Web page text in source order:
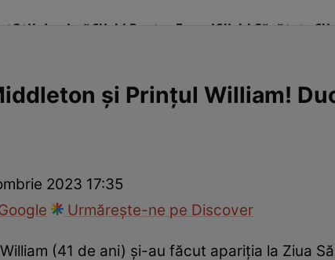
Stil de viațăClick! Pentru FemeiClick! Sănătate
și Prințul William!
2023 17:35
Urmărește-ne pe Discover
(41 de ani) și-au făcut apariția la Ziua